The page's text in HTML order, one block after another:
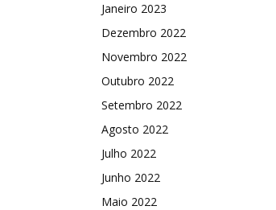
Janeiro 2023
Dezembro 2022
Novembro 2022
Outubro 2022
Setembro 2022
Agosto 2022
Julho 2022
Junho 2022
Maio 2022